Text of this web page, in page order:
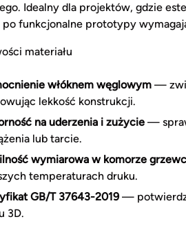
Idealny dla projektów, gdzie
funkcjonalne prototypy
materiału
włóknem węglowym —
lekkość konstrukcji.
na uderzenia i zużycie —
lub tarcie.
wymiarowa w komorze
temperaturach druku.
GB/T 37643-2019 —
3D.